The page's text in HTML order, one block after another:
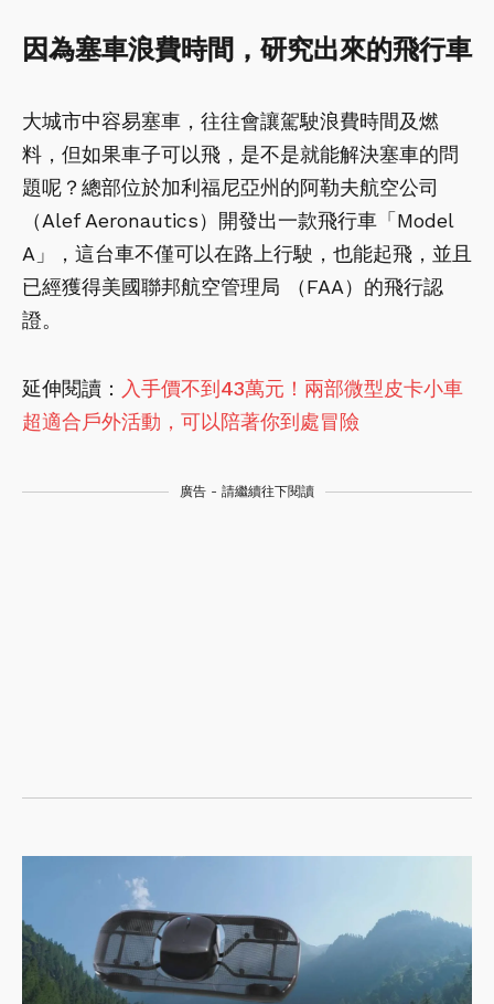
因為塞車浪費時間，研究出來的飛行車
大城市中容易塞車，往往會讓駕駛浪費時間及燃
料，但如果車子可以飛，是不是就能解決塞車的問
題呢？總部位於加利福尼亞州的阿勒夫航空公司
（Alef Aeronautics）開發出一款飛行車「Model
A」，這台車不僅可以在路上行駛，也能起飛，並且
已經獲得美國聯邦航空管理局 （FAA）的飛行認
證。
延伸閱讀： 入手價不到43萬元！兩部微型皮卡小車
超適合戶外活動，可以陪著你到處冒險
廣告 - 請繼續往下閱讀